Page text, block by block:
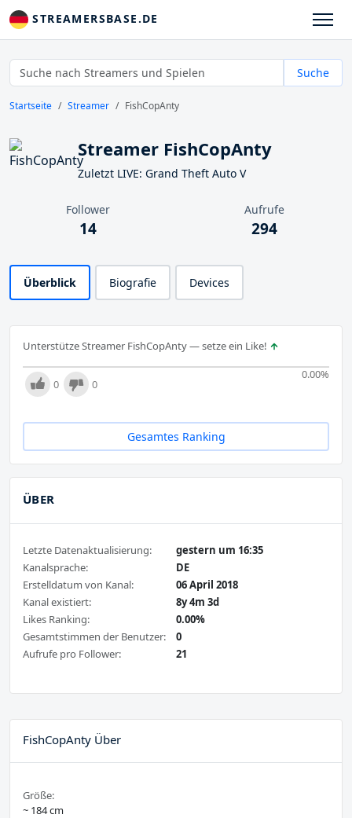
STREAMERSBASE.DE
Suche
Startseite Streamer FishCopAnty
Streamer FishCopAnty
Zuletzt LIVE: Grand Theft Auto V
Follower
14
Aufrufe
294
Überblick Biografie Devices
Unterstütze Streamer FishCopAnty — setze ein Like!
0.00%
0 0
Gesamtes Ranking
ÜBER
Letzte Datenaktualisierung:
gestern um 16:35
Kanalsprache:
DE
Erstelldatum von Kanal:
06 April 2018
Kanal existiert:
8y 4m 3d
Likes Ranking:
0.00%
Gesamtstimmen der Benutzer:
0
Aufrufe pro Follower:
21
FishCopAnty Über
Größe:
~ 184 cm